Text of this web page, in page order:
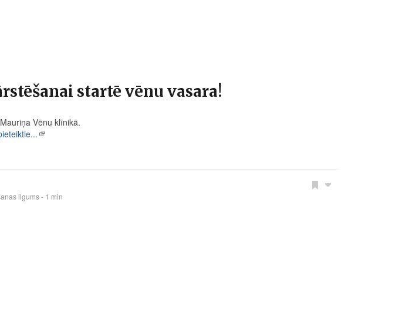
startē vēnu vasara!
Vēnu klīnikā.
ilgums - 1 min